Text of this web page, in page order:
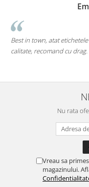
Best in town, atat etichetele
calitate, recomand cu drag.
Nu rata
Vreau sa
magazinului.